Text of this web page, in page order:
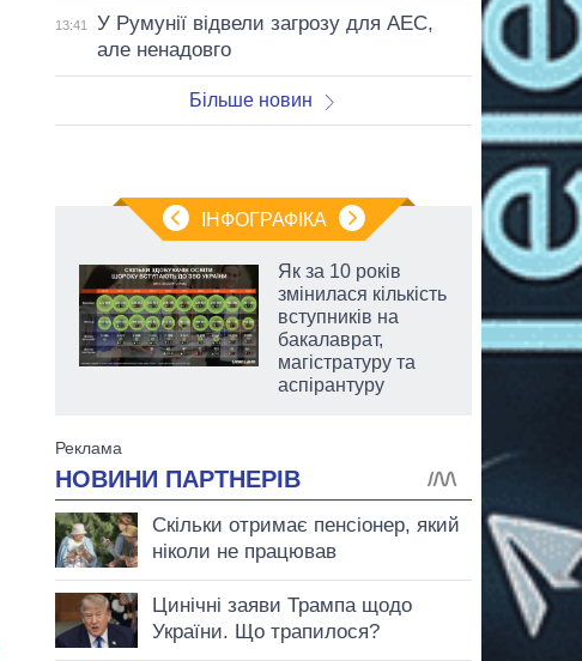
13:41
У Румунії відвели загрозу для АЕС,
але ненадовго
Більше новин
ІНФОГРАФІКА
Як за 10 років
змінилася кількість
вступників на
бакалаврат,
магістратуру та
аспірантуру